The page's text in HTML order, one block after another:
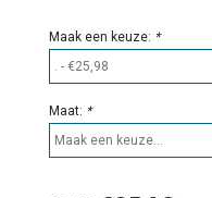
Maak een keuze: *
Maat: *